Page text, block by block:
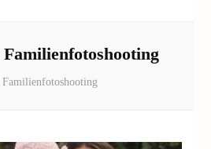
Familienfotoshooting
Familienfotoshooting